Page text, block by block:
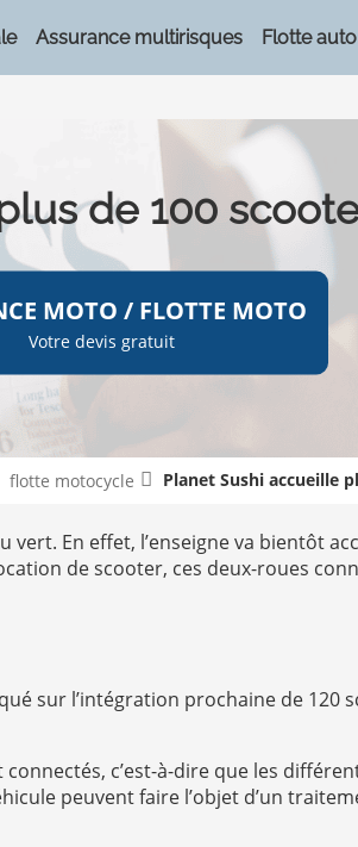
Assurance multirisques Flotte auto
de 100
MOTO / FLOTTE MOTO
Votre devis gratuit
flotte motocycle Planet Sushi accueille
vert. En effet, l’enseigne va bientôt
de scooter, ces deux-roues
sur l’intégration prochaine de 120
c’est-à-dire que les
peuvent faire l’objet d’un